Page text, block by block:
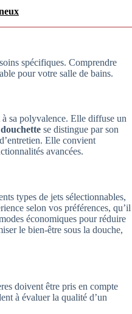
spécifiques. Comprendre
pour votre salle de bains.
sa polyvalence. Elle diffuse un
douchette se distingue par son
Elle convient
avancées.
types de jets sélectionnables,
selon vos préférences, qu’il
économiques pour réduire
le bien-être sous la douche,
doivent être pris en compte
à évaluer la qualité d’un